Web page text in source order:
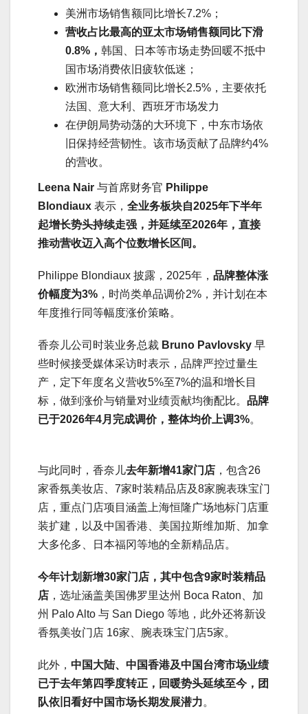
美洲市场销售额同比增长7.2%；
营收占比最高的亚太市场销售额同比下滑
0.8%， 韩国、日本等市场走势回暖不抵中
国市场消费依旧疲软低迷；
欧洲市场销售额同比增长2.5%，主要依托
法国、意大利、西班牙市场发力
在伊朗局势动荡的大环境下，中东市场依
旧保持经营韧性。该市场贡献了品牌约4%
的营收。
Leena Nair 与首席财务官 Philippe
Blondiaux 表示， 全业务板块自2025年下半年
起增长势头持续走强，并延续至2026年，直接
推动营收迈入高个位数增长区间。
Philippe Blondiaux 披露，2025年， 品牌整体涨
价幅度为3% ，时尚类单品调价2%，并计划在本
年度推行同等幅度涨价策略。
香奈儿公司时装业务总裁 Bruno Pavlovsky 早
些时候接受媒体采访时表示，品牌严控过量生
产，定下年度名义营收5%至7%的温和增长目
标，做到涨价与销量对业绩贡献均衡配比。 品牌
已于2026年4月完成调价，整体均价上调3%。
与此同时，香奈儿去年新增41家门店 ，包含26
家香氛美妆店、7家时装精品店及8家腕表珠宝门
店，重点门店项目涵盖上海恒隆广场地标门店重
装扩建，以及中国香港、美国拉斯维加斯、加拿
大多伦多、日本福冈等地的全新精品店。
今年计划新增30家门店，其中包含9家时装精品
店 ，选址涵盖美国佛罗里达州 Boca Raton、加
州 Palo Alto 与 San Diego 等地，此外还将新设
香氛美妆门店 16家、腕表珠宝门店5家。
此外， 中国大陆、中国香港及中国台湾市场业绩
已于去年第四季度转正，回暖势头延续至今，团
队依旧看好中国市场长期发展潜力。